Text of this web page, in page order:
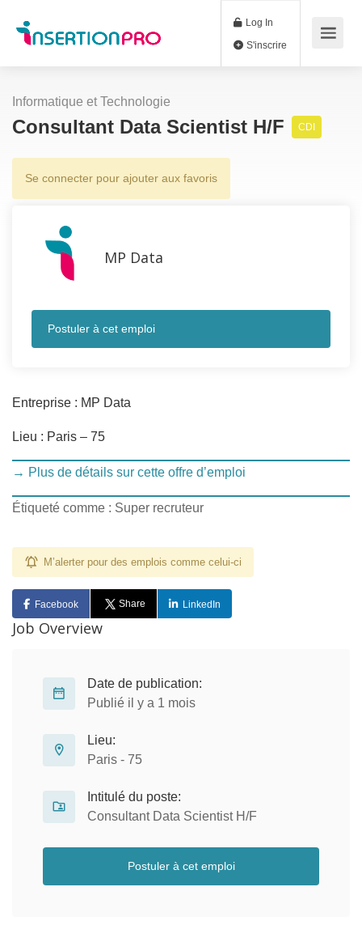
Log In
Informatique et Technologie
Consultant Data Scientist H/F CDI
Se connecter pour ajouter aux favoris
MP Data
Postuler à cet emploi
Entreprise : MP Data
Lieu : Paris – 75
→ Plus de détails sur cette offre d’emploi
Étiqueté comme : Super recruteur
M’alerter pour des emplois comme celui-ci
Facebook Share LinkedIn
Job Overview
Date de publication:
Publié il y a 1 mois
Lieu:
Paris - 75
Intitulé du poste:
Consultant Data Scientist H/F
Postuler à cet emploi